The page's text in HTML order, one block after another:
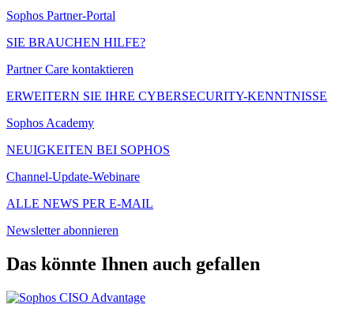
Sophos Partner-Portal
SIE BRAUCHEN HILFE?
Partner Care kontaktieren
ERWEITERN SIE IHRE CYBERSECURITY-KENNTNISSE
Sophos Academy
NEUIGKEITEN BEI SOPHOS
Channel-Update-Webinare
ALLE NEWS PER E-MAIL
Newsletter abonnieren
Das könnte Ihnen auch gefallen